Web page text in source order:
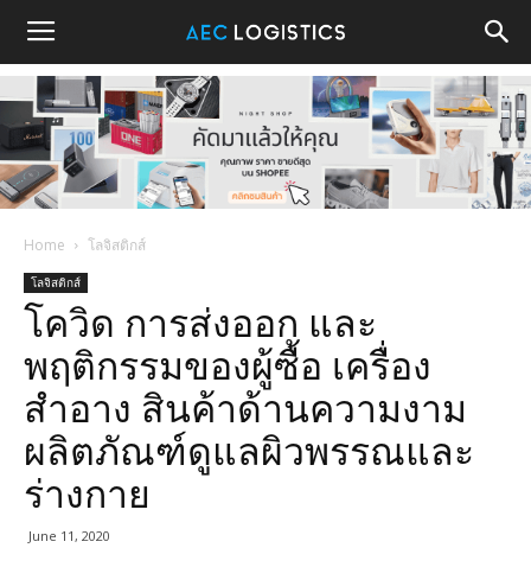
Home โลจิสติกส์
โลจิสติกส์
โควิด การส่งออก และ
พฤติกรรมของผู้ซื้อ เครื่อง
สำอาง สินค้าด้านความงาม
ผลิตภัณฑ์ดูแลผิวพรรณและ
ร่างกาย
June 11, 2020